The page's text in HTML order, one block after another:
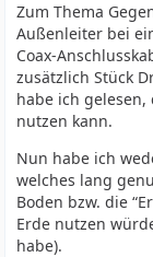
Zum Thema
Außenleiter bei
Coax-
zusätzlich Stück
habe ich gelesen,
nutzen kann.
Nun habe ich
welches lang
Boden bzw. die
Erde nutzen
habe).